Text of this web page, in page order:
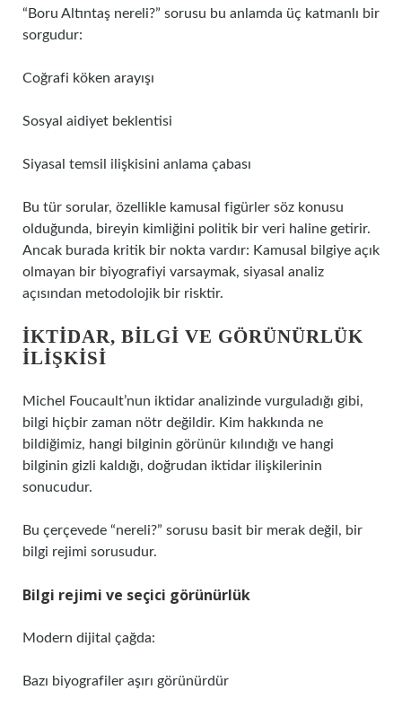
“Boru Altıntaş nereli?” sorusu bu anlamda üç katmanlı bir
sorgudur:
Coğrafi köken arayışı
Sosyal aidiyet beklentisi
Siyasal temsil ilişkisini anlama çabası
Bu tür sorular, özellikle kamusal figürler söz konusu
olduğunda, bireyin kimliğini politik bir veri haline getirir.
Ancak burada kritik bir nokta vardır: Kamusal bilgiye açık
olmayan bir biyografiyi varsaymak, siyasal analiz
açısından metodolojik bir risktir.
İKTIDAR, BILGI VE GÖRÜNÜRLÜK
ILIŞKISI
Michel Foucault’nun iktidar analizinde vurguladığı gibi,
bilgi hiçbir zaman nötr değildir. Kim hakkında ne
bildiğimiz, hangi bilginin görünür kılındığı ve hangi
bilginin gizli kaldığı, doğrudan iktidar ilişkilerinin
sonucudur.
Bu çerçevede “nereli?” sorusu basit bir merak değil, bir
bilgi rejimi sorusudur.
Bilgi rejimi ve seçici görünürlük
Modern dijital çağda:
Bazı biyografiler aşırı görünürdür